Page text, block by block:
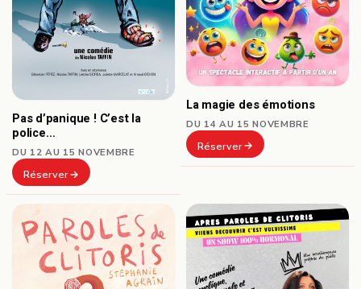
Pas d’panique ! C’est la
police…
DU 12 AU 15 NOVEMBRE
Réserver
La magie des émotions
DU 14 AU 15 NOVEMBRE
Réserver